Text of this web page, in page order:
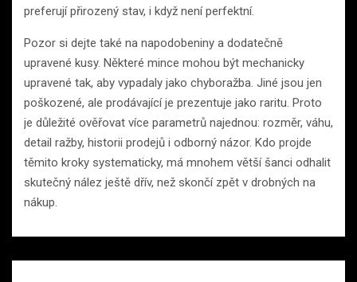
preferují přirozený stav, i když není perfektní.
Pozor si dejte také na napodobeniny a dodatečně
upravené kusy. Některé mince mohou být mechanicky
upravené tak, aby vypadaly jako chyboražba. Jiné jsou jen
poškozené, ale prodávající je prezentuje jako raritu. Proto
je důležité ověřovat více parametrů najednou: rozměr, váhu,
detail ražby, historii prodejů i odborný názor. Kdo projde
těmito kroky systematicky, má mnohem větší šanci odhalit
skutečný nález ještě dřív, než skončí zpět v drobných na
nákup.